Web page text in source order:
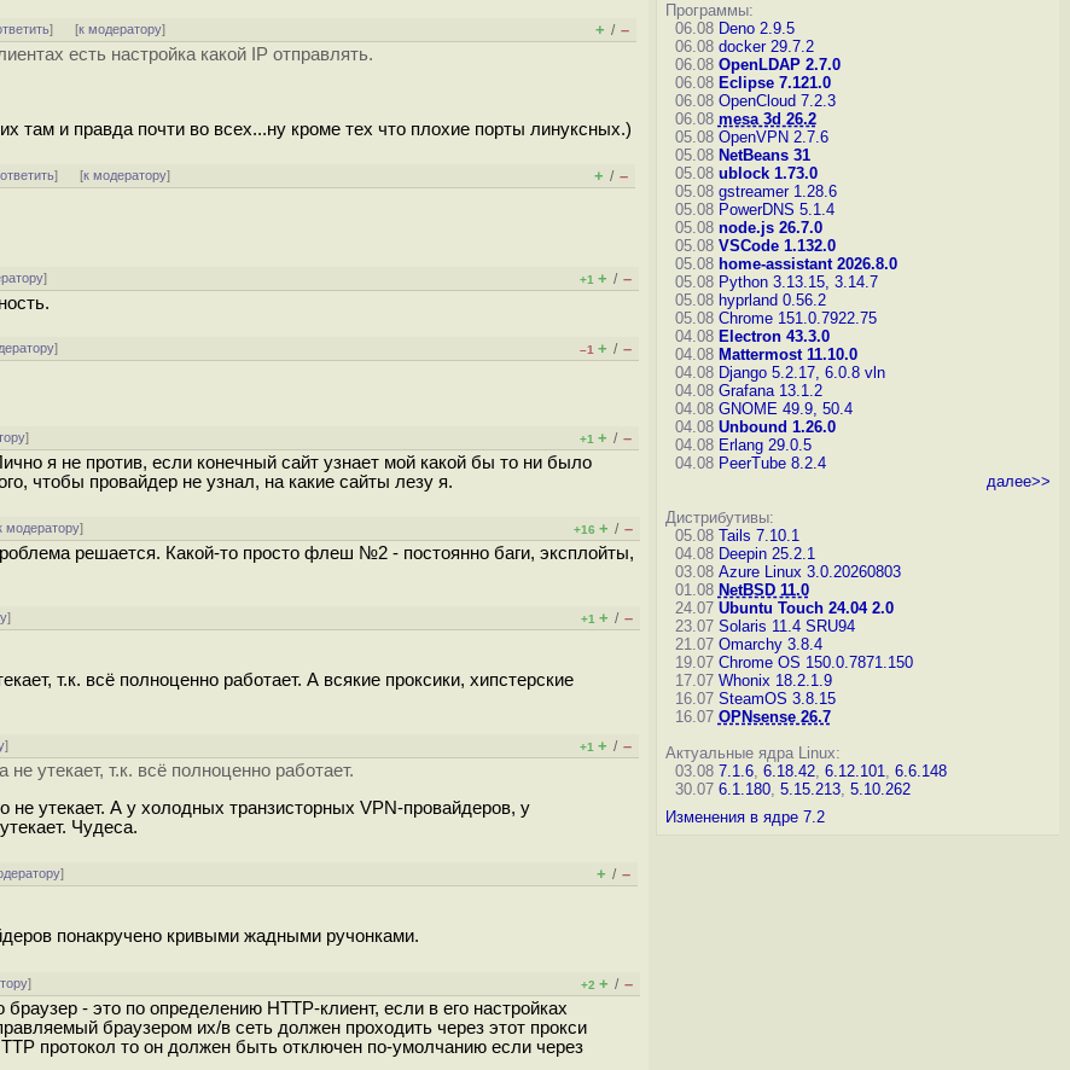
] [к модератору] + / –
есть настройка какой IP отправлять.
там и правда почти во всех...ну кроме тех что плохие порты линуксных.)
ответить] [к модератору] + / –
] +1 + / –
] –1 + / –
] +1 + / –
я не против, если конечный сайт узнает мой какой бы то ни было
чтобы провайдер не узнал, на какие сайты лезу я.
модератору] +16 + / –
решается. Какой-то просто флеш №2 - постоянно баги, эксплойты,
] +1 + / –
т.к. всё полноценно работает. А всякие проксики, хипстерские
] +1 + / –
утекает, т.к. всё полноценно работает.
утекает. А у холодных транзисторных VPN-провайдеров, у
Чудеса.
] + / –
понакручено кривыми жадными ручонками.
] +2 + / –
- это по определению HTTP-клиент, если в его настройках
браузером их/в сеть должен проходить через этот прокси
протокол то он должен быть отключен по-умолчанию если через
Программы:
06.08 Deno 2.9.5
06.08 docker 29.7.2
06.08 OpenLDAP 2.7.0
06.08 Eclipse 7.121.0
06.08 OpenCloud 7.2.3
06.08 mesa 3d 26.2
05.08 OpenVPN 2.7.6
05.08 NetBeans 31
05.08 ublock 1.73.0
05.08 gstreamer 1.28.6
05.08 PowerDNS 5.1.4
05.08 node.js 26.7.0
05.08 VSCode 1.132.0
05.08 home-assistant 2026.8.0
05.08 Python 3.13.15, 3.14.7
05.08 hyprland 0.56.2
05.08 Chrome 151.0.7922.75
04.08 Electron 43.3.0
04.08 Mattermost 11.10.0
04.08 Django 5.2.17, 6.0.8 vln
04.08 Grafana 13.1.2
04.08 GNOME 49.9, 50.4
04.08 Unbound 1.26.0
04.08 Erlang 29.0.5
04.08 PeerTube 8.2.4
далее>>
Дистрибутивы:
05.08 Tails 7.10.1
04.08 Deepin 25.2.1
03.08 Azure Linux 3.0.20260803
01.08 NetBSD 11.0
24.07 Ubuntu Touch 24.04 2.0
23.07 Solaris 11.4 SRU94
21.07 Omarchy 3.8.4
19.07 Chrome OS 150.0.7871.150
17.07 Whonix 18.2.1.9
16.07 SteamOS 3.8.15
16.07 OPNsense 26.7
Актуальные ядра Linux:
03.08 7.1.6, 6.18.42, 6.12.101, 6.6.148
30.07 6.1.180, 5.15.213, 5.10.262
Изменения в ядре 7.2